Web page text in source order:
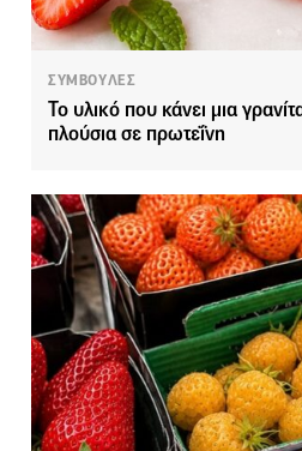
ΣΥΜΒΟΥΛΕΣ
Το υλικό που κάνει μια
πλούσια σε πρωτεΐνη